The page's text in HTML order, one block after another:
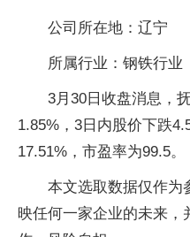
公司所在地：辽宁
所属行业：钢铁行业
3月30日收盘消息，
1.85%，3日内股价下跌
17.51%，市盈率为99.5。
本文选取数据仅作为
映任何一家企业的未来，